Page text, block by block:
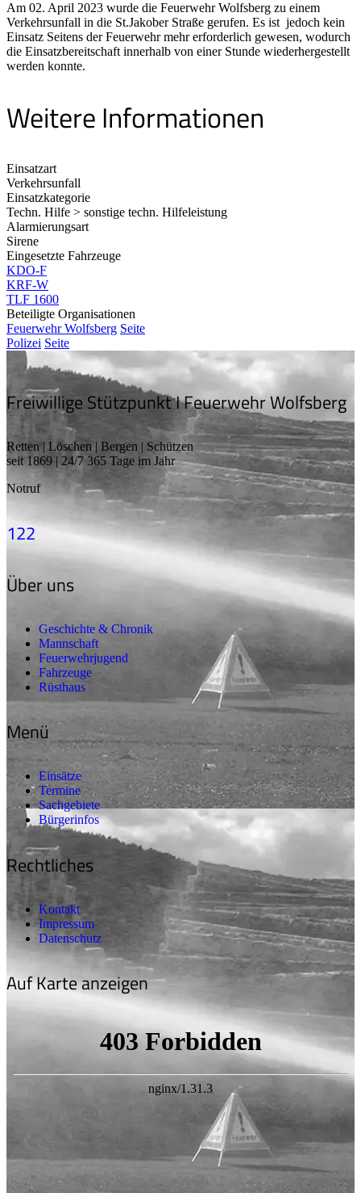
Am 02. April 2023 wurde die Feuerwehr Wolfsberg zu einem
Verkehrsunfall in die St.Jakober Straße gerufen. Es ist jedoch kein
Einsatz Seitens der Feuerwehr mehr erforderlich gewesen, wodurch
die Einsatzbereitschaft innerhalb von einer Stunde wiederhergestellt
werden konnte.
Weitere Informationen
Einsatzart
Verkehrsunfall
Einsatzkategorie
Techn. Hilfe > sonstige techn. Hilfeleistung
Alarmierungsart
Sirene
Eingesetzte Fahrzeuge
KDO-F
KRF-W
TLF 1600
Beteiligte Organisationen
Feuerwehr Wolfsberg Seite
Polizei Seite
Freiwillige Stützpunkt I Feuerwehr Wolfsberg
Retten | Löschen | Bergen | Schützen
seit 1869 | 24/7 365 Tage im Jahr
Notruf
122
Über uns
Geschichte & Chronik
Mannschaft
Feuerwehrjugend
Fahrzeuge
Rüsthaus
Menü
Einsätze
Termine
Sachgebiete
Bürgerinfos
Rechtliches
Kontakt
Impressum
Datenschutz
Auf Karte anzeigen